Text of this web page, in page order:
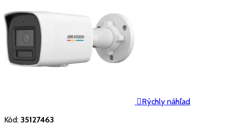
Rýchly náhľad
Kód: 35127463